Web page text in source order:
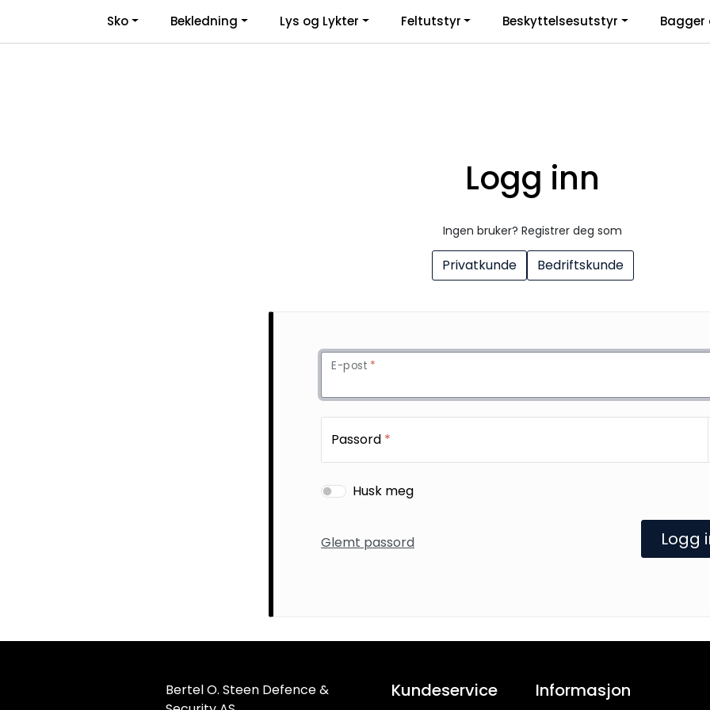
Sko Bekledning Lys og Lykter Feltutstyr Beskyttelsesutstyr Bagger
Logg inn
Ingen bruker? Registrer deg som
Privatkunde Bedriftskunde
E-post *
Passord *
Husk meg
Glemt passord Logg
Bertel O. Steen Defence &
Kundeservice Informasjon